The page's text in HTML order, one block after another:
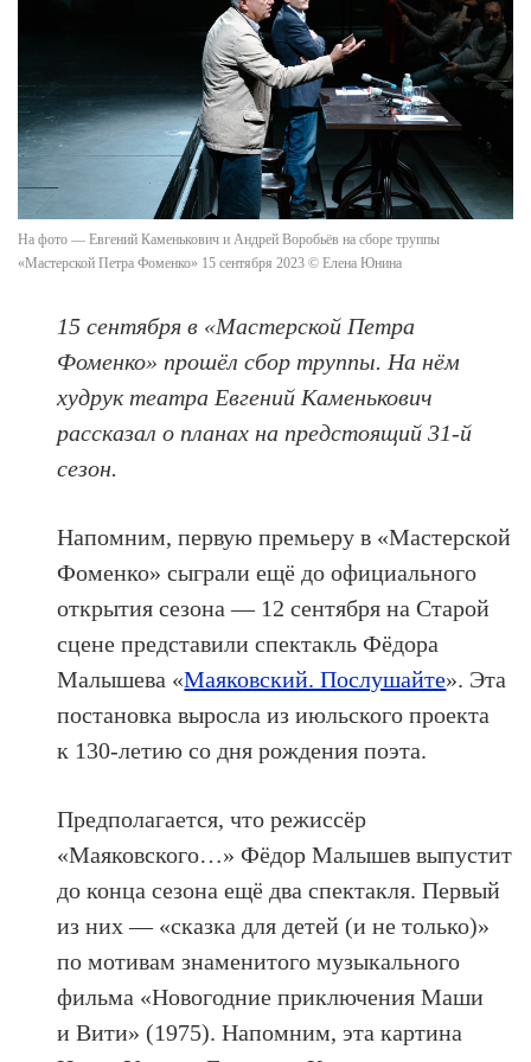
На фото — Евгений Каменькович и Андрей Воробьёв на сборе труппы
«Мастерской Петра Фоменко» 15 сентября 2023 © Елена Юнина
15 сентября в «Мастерской Петра
Фоменко» прошёл сбор труппы. На нём
худрук театра Евгений Каменькович
рассказал о планах на предстоящий 31-й
сезон.
Напомним, первую премьеру в «Мастерской
Фоменко» сыграли ещё до официального
открытия сезона — 12 сентября на Старой
сцене представили спектакль Фёдора
Малышева «Маяковский. Послушайте». Эта
постановка выросла из июльского проекта
к 130-летию со дня рождения поэта.
Предполагается, что режиссёр
«Маяковского…» Фёдор Малышев выпустит
до конца сезона ещё два спектакля. Первый
из них — «сказка для детей (и не только)»
по мотивам знаменитого музыкального
фильма «Новогодние приключения Маши
и Вити» (1975). Напомним, эта картина